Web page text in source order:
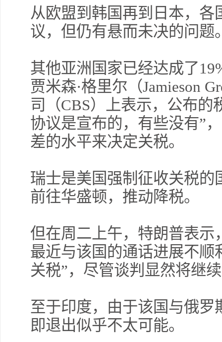
从欧盟到韩国再到日本，各
议，但仍有悬而未决的问题
其他亚洲国家已经达成了
贾米森·格里尔（Jamieson
司（CBS）上表示，公布的
协议是宣布的，有些没有”
差的水平来决定关税。
瑞士是美国强制征收关税
前往华盛顿，推动降税。
但在周二上午，特朗普表
最近与该国的通话进展不顺
关税”，尽管谈判显然将继
至于印度，由于该国与俄
即退出似乎不太可能。